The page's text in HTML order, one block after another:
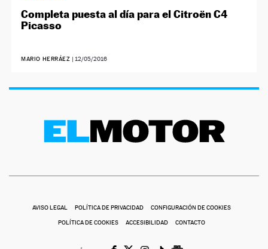
Completa puesta al día para el Citroën C4
Picasso
MARIO HERRÁEZ | 12/05/2016
AVISO LEGAL POLÍTICA DE PRIVACIDAD CONFIGURACIÓN DE COOKIES
POLÍTICA DE COOKIES ACCESIBILIDAD CONTACTO